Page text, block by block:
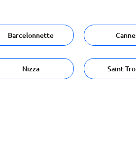
Barcelonnette
Nizza Saint